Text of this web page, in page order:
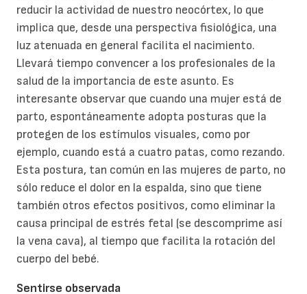
reducir la actividad de nuestro neocórtex, lo que
implica que, desde una perspectiva fisiológica, una
luz atenuada en general facilita el nacimiento.
Llevará tiempo convencer a los profesionales de la
salud de la importancia de este asunto. Es
interesante observar que cuando una mujer está de
parto, espontáneamente adopta posturas que la
protegen de los estímulos visuales, como por
ejemplo, cuando está a cuatro patas, como rezando.
Esta postura, tan común en las mujeres de parto, no
sólo reduce el dolor en la espalda, sino que tiene
también otros efectos positivos, como eliminar la
causa principal de estrés fetal (se descomprime así
la vena cava), al tiempo que facilita la rotación del
cuerpo del bebé.
Sentirse observada